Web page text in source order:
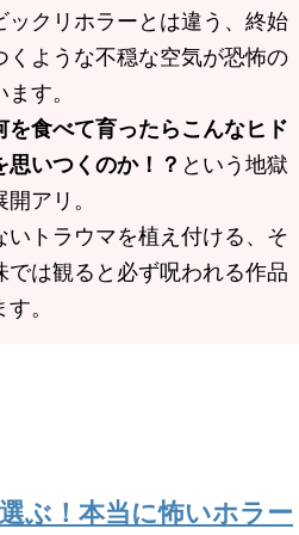
ックリホラーとは違う、終始
くような不穏な空気が恐怖の
す。
を食べて育ったらこんなヒド
思いつくのか！？ という地獄
アリ。
いトラウマを植え付ける、そ
では観ると必ず呪われる作品
。
ぶ！本当に怖いホラー